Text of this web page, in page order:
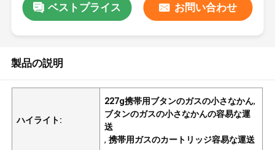
ベストプライス お問い合わせ
製品の説明
ハイライト:
227g携帯用ブタンのガスの小さなかん,
ブタンのガスの小さなかんの容易な運
送
,携帯用ガスのカートリッジ容易な運送